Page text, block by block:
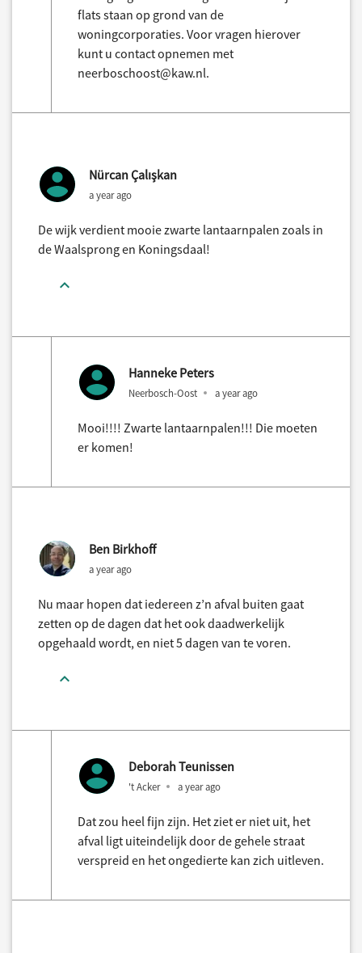
flats staan op grond van de
woningcorporaties. Voor vragen hierover
kunt u contact opnemen met
neerboschoost@kaw.nl.
Nürcan Çalışkan
a year ago
De wijk verdient mooie zwarte lantaarnpalen zoals in
de Waalsprong en Koningsdaal!
Hanneke Peters
Neerbosch-Oost a year ago
Mooi!!!! Zwarte lantaarnpalen!!! Die moeten
er komen!
Ben Birkhoff
a year ago
Nu maar hopen dat iedereen z’n afval buiten gaat
zetten op de dagen dat het ook daadwerkelijk
opgehaald wordt, en niet 5 dagen van te voren.
Deborah Teunissen
't Acker a year ago
Dat zou heel fijn zijn. Het ziet er niet uit, het
afval ligt uiteindelijk door de gehele straat
verspreid en het ongedierte kan zich uitleven.